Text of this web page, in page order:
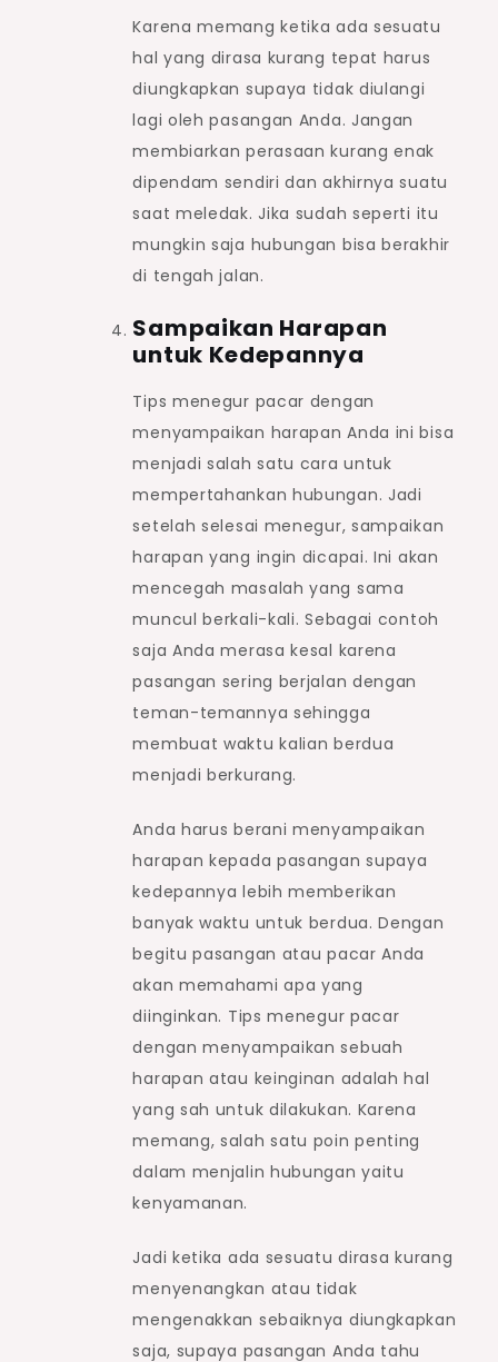
Karena memang ketika ada sesuatu
hal yang dirasa kurang tepat harus
diungkapkan supaya tidak diulangi
lagi oleh pasangan Anda. Jangan
membiarkan perasaan kurang enak
dipendam sendiri dan akhirnya suatu
saat meledak. Jika sudah seperti itu
mungkin saja hubungan bisa berakhir
di tengah jalan.
Sampaikan Harapan
untuk Kedepannya
Tips menegur pacar dengan
menyampaikan harapan Anda ini bisa
menjadi salah satu cara untuk
mempertahankan hubungan. Jadi
setelah selesai menegur, sampaikan
harapan yang ingin dicapai. Ini akan
mencegah masalah yang sama
muncul berkali-kali. Sebagai contoh
saja Anda merasa kesal karena
pasangan sering berjalan dengan
teman-temannya sehingga
membuat waktu kalian berdua
menjadi berkurang.
Anda harus berani menyampaikan
harapan kepada pasangan supaya
kedepannya lebih memberikan
banyak waktu untuk berdua. Dengan
begitu pasangan atau pacar Anda
akan memahami apa yang
diinginkan. Tips menegur pacar
dengan menyampaikan sebuah
harapan atau keinginan adalah hal
yang sah untuk dilakukan. Karena
memang, salah satu poin penting
dalam menjalin hubungan yaitu
kenyamanan.
Jadi ketika ada sesuatu dirasa kurang
menyenangkan atau tidak
mengenakkan sebaiknya diungkapkan
saja, supaya pasangan Anda tahu